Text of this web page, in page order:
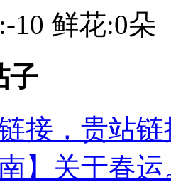
-10 鲜花:0朵
子
接，贵站
南】关于春